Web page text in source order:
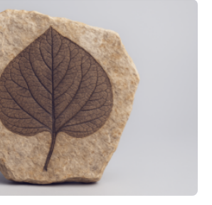
Bochum um Prof. Dr. Ralf Erdmann
Yusuf hat nun einen bislang
des
in der Bäckerhefe
entdeckt, der für die
der Organellen entscheidend ist. Die
Oktober 2025 in der